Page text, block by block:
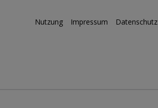
Nutzung Impressum Datenschutz